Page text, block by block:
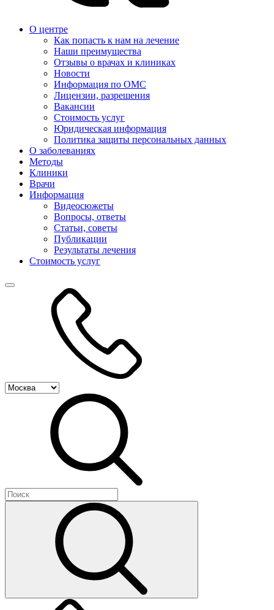
О центре
Как попасть к нам на лечение
Наши преимущества
Отзывы о врачах и клиниках
Новости
Информация по ОМС
Лицензии, разрешения
Вакансии
Стоимость услуг
Юридическая информация
Политика защиты персональных данных
О заболеваниях
Методы
Клиники
Врачи
Информация
Видеосюжеты
Вопросы, ответы
Статьи, советы
Публикации
Результаты лечения
Стоимость услуг